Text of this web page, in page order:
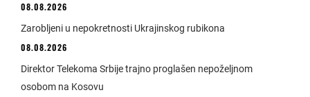
08.08.2026
Zarobljeni u nepokretnosti Ukrajinskog rubikona
08.08.2026
Direktor Telekoma Srbije trajno proglašen nepoželjnom
osobom na Kosovu